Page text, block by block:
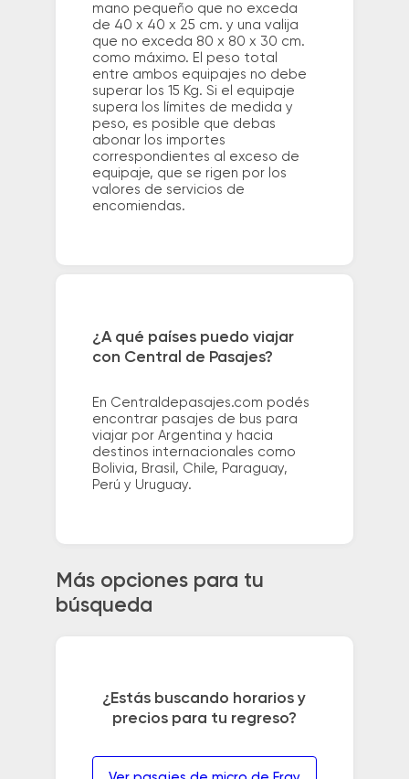
mano pequeño que no exceda
de 40 x 40 x 25 cm. y una valija
que no exceda 80 x 80 x 30 cm.
como máximo. El peso total
entre ambos equipajes no debe
superar los 15 Kg. Si el equipaje
supera los límites de medida y
peso, es posible que debas
abonar los importes
correspondientes al exceso de
equipaje, que se rigen por los
valores de servicios de
encomiendas.
¿A qué países puedo viajar
con Central de Pasajes?
En Centraldepasajes.com podés
encontrar pasajes de bus para
viajar por Argentina y hacia
destinos internacionales como
Bolivia, Brasil, Chile, Paraguay,
Perú y Uruguay.
Más opciones para tu
búsqueda
¿Estás buscando horarios y
precios para tu regreso?